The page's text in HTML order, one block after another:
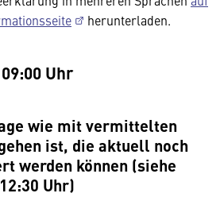
herunterladen.
Uhr
wie mit vermittelten
ist, die aktuell noch
werden können (siehe
Uhr)